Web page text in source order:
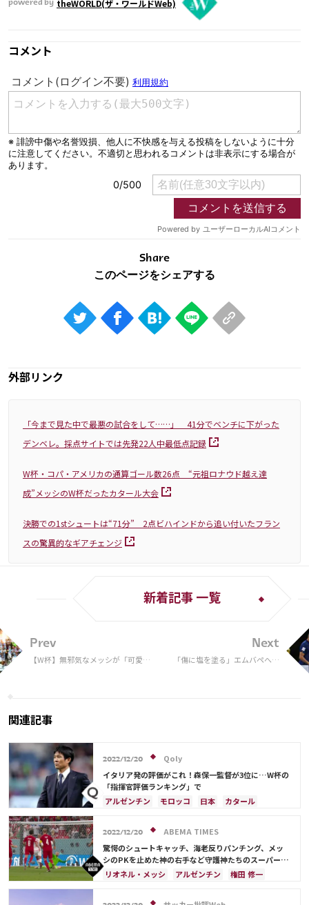
powered by theWORLD(ザ・ワールドWeb)
コメント
Share
外部リンク
「今まで見た中で最悪の試合をして……」 41分でベンチに下がった
デンベレ。採点サイトでは先発22人中最低点記録
W杯・コパ・アメリカの通算ゴール数26点 “元祖ロナウド越え達
成”メッシのW杯だったカタール大会
決勝での1stシュートは“71分” 2点ビハインドから追い付いたフラン
スの驚異的なギアチェンジ
Prev
【W杯】無邪気なメッシが「可愛
新着記事 一覧
Next
「傷に塩を塗る」エムバペへの
関連記事
2022/12/20
Qoly
イタリア発の評価がこれ！森保一監督が3位に…W杯の
「指揮官評価ランキング」で
アルゼンチン
モロッコ 日本
カタール
セルビア
スペイン フランス
クロアチア
スイス イングランド
オランダ
ポーランド
ポルトガル ブラジル
エクアドル
ウルグアイ
カナダ メキシコ
ガーナ
ウェールズ
オーストラリア コスタリカ
2022/12/20
ABEMA TIMES
驚愕のシュートキャッチ、海老反りパンチング、メッ
シのPKを止めた神の右手など守護神たちのスーパープ
レー
リオネル・メッシ アルゼンチン
権田 修一